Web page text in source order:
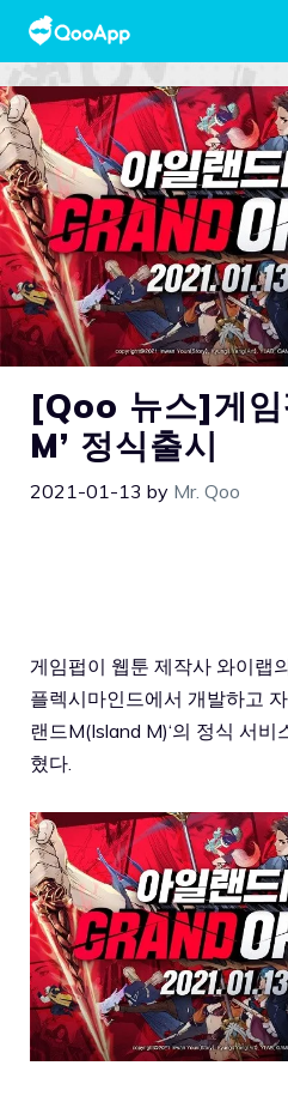
[Qoo 뉴스]게임
M’ 정식출시
2021-01-13 by Mr. Qoo
게임펍이 웹툰 제작사 와이랩
플렉시마인드에서 개발하고
랜드M(Island M)‘의 정식 서
혔다.